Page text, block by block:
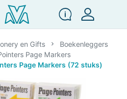
en Gifts
Boekenleggers
Page Markers
Page Markers (72 stuks)